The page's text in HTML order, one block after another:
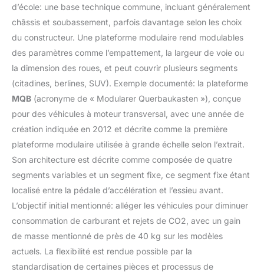
d’école: une base technique commune, incluant généralement
châssis et soubassement, parfois davantage selon les choix
du constructeur. Une plateforme modulaire rend modulables
des paramètres comme l’empattement, la largeur de voie ou
la dimension des roues, et peut couvrir plusieurs segments
(citadines, berlines, SUV). Exemple documenté: la plateforme
MQB (acronyme de « Modularer Querbaukasten »), conçue
pour des véhicules à moteur transversal, avec une année de
création indiquée en 2012 et décrite comme la première
plateforme modulaire utilisée à grande échelle selon l’extrait.
Son architecture est décrite comme composée de quatre
segments variables et un segment fixe, ce segment fixe étant
localisé entre la pédale d’accélération et l’essieu avant.
L’objectif initial mentionné: alléger les véhicules pour diminuer
consommation de carburant et rejets de CO2, avec un gain
de masse mentionné de près de 40 kg sur les modèles
actuels. La flexibilité est rendue possible par la
standardisation de certaines pièces et processus de